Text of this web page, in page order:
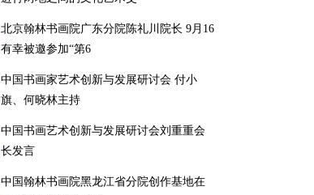
北京翰林书画院广东分院陈礼川院长 9月16
有幸被邀参加“第6
中国书画家艺术创新与发展研讨会 付小
旗、何晓林主持
中国书画艺术创新与发展研讨会刘重重会
长发言
中国翰林书画院黑龙江省分院创作基地在